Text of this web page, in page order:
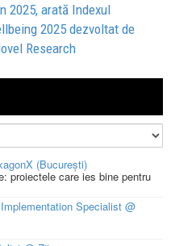
2025, arată Indexul
2025 dezvoltat de
Research
(București)
proiectele care ies bine pentru
Specialist @